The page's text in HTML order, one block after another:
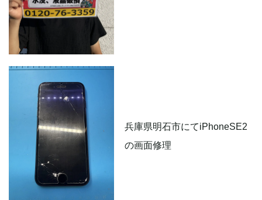
兵庫県明石市にてiPhoneSE2
の画面修理